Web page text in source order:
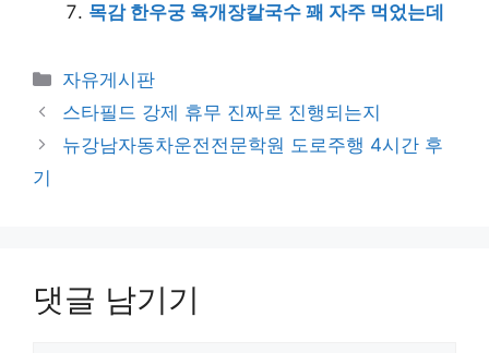
목감 한우궁 육개장칼국수 꽤 자주 먹었는데
카
테
리
자유게시판
스타필드 강제 휴무 진짜로 진행되는지
뉴강남자동차운전전문학원 도로주행 4시간 후
기
댓글 남기기